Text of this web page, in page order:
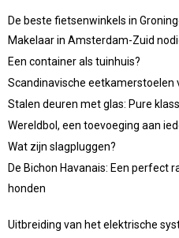
De beste fietsenwinkels in
Makelaar in Amsterdam-Zuid
Een container als tuinhuis?
Scandinavische eetkamerstoelen
Stalen deuren met glas: Pure
Wereldbol, een toevoeging aan
Wat zijn slagpluggen?
De Bichon Havanais: Een perfect
honden
Uitbreiding van het elektrische